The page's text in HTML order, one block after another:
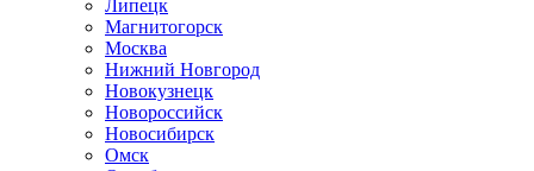
Липецк
Магнитогорск
Москва
Нижний Новгород
Новокузнецк
Новороссийск
Новосибирск
Омск